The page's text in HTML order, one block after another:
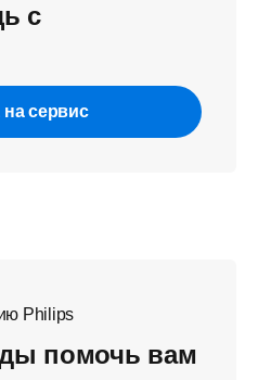
с
на сервис
Philips
помочь вам